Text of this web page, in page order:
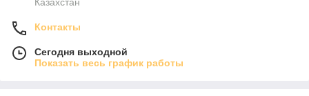
Казахстан
Контакты
Сегодня выходной
Показать весь график работы